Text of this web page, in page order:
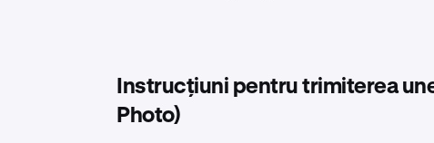
Instrucțiuni pentru trimiterea
Photo)